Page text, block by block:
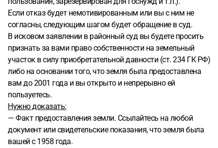
Если отказ будет немотивированным или вы с ним не
согласны, следующим шагом будет обращение в суд.
В исковом заявлении в районный суд вы будете просить
признать за вами право собственности на земельный
участок в силу приобретательной давности (ст. 234 ГК РФ)
либо на основании того, что земля была предоставлена
вам до 2001 года и вы открыто и непрерывно ей
пользуетесь.
Нужно доказать:
— Факт предоставления земли. Ссылайтесь на любой
документ или свидетельские показания, что земля была
вашей с 1958 года.